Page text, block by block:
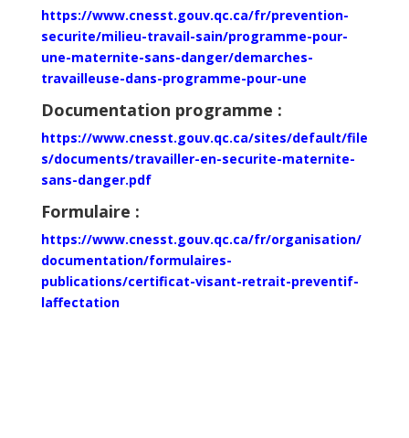
https://www.cnesst.gouv.qc.ca/fr/prevention-
securite/milieu-travail-sain/programme-pour-
une-maternite-sans-danger/demarches-
travailleuse-dans-programme-pour-une
Documentation programme :
https://www.cnesst.gouv.qc.ca/sites/default/file
s/documents/travailler-en-securite-maternite-
sans-danger.pdf
Formulaire :
https://www.cnesst.gouv.qc.ca/fr/organisation/
documentation/formulaires-
publications/certificat-visant-retrait-preventif-
laffectation